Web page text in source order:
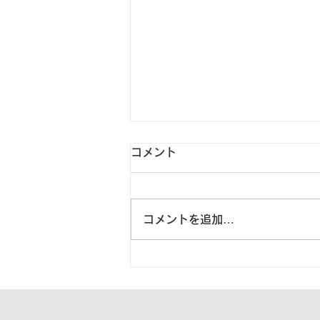
狭山市T様より1箱をご寄付頂
コメント
コメントを追加…